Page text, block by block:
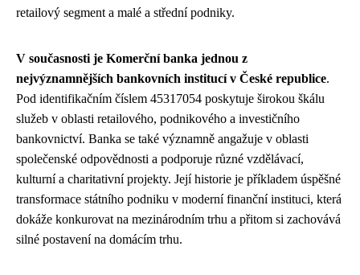
retailový segment a malé a střední podniky.
V současnosti je Komerční banka jednou z
nejvýznamnějších bankovních institucí v České republice.
Pod identifikačním číslem 45317054 poskytuje širokou škálu
služeb v oblasti retailového, podnikového a investičního
bankovnictví. Banka se také významně angažuje v oblasti
společenské odpovědnosti a podporuje různé vzdělávací,
kulturní a charitativní projekty. Její historie je příkladem úspěšné
transformace státního podniku v moderní finanční instituci, která
dokáže konkurovat na mezinárodním trhu a přitom si zachovává
silné postavení na domácím trhu.